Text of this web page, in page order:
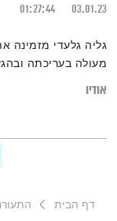
03.01.23
01:27:44
גליה גלעדי מזמינה
מעולה בעריכתה
אודיו
דף הבית